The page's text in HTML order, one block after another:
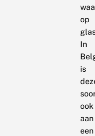
op
In
is
ook
aan
een